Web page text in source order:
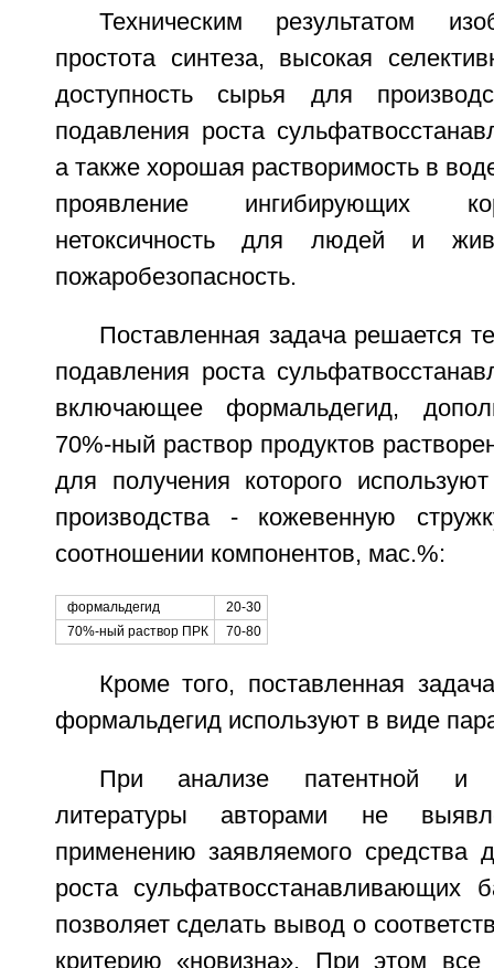
Техническим результатом
простота синтеза, высокая
доступность сырья для
подавления роста
а также хорошая растворимость в
проявление ингибирующих
нетоксичность для людей и
пожаробезопасность.
Поставленная задача решается
подавления роста
включающее формальдегид,
70%-ный раствор продуктов
для получения которого
производства - кожевенную
соотношении компонентов, мас.%:
формальдегид
20-30
70%-ный раствор ПРК
70-80
Кроме того, поставленная
формальдегид используют в виде
При анализе патентной и
литературы авторами не
применению заявляемого средства
роста сульфатвосстанавливающих
позволяет сделать вывод о
критерию «новизна». При этом